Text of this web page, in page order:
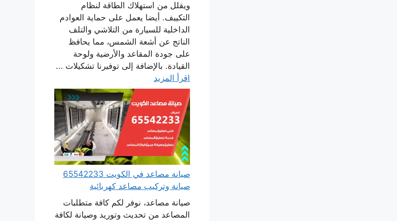
ويقلل من استهلاك الطاقة لنظام
التكييف. أيضا يعمل على حماية العوادم
الداخلية للسيارة من التلاشي والتلف
الناتج عن أشعة الشمس، مما يحافظ
على جودة المقاعد والأرضية ولوحة
القيادة. بالإضافة إلى توفيرنا تشكيلات ...
اقرأ المزيد
صيانة مصاعد في الكويت 65542233
صيانة وتركيب مصاعد كهربائية
صيانة مصاعد، نوفر لكم كافة متطلبات
المصاعد من تحديث وتوريد وصيانة لكافة